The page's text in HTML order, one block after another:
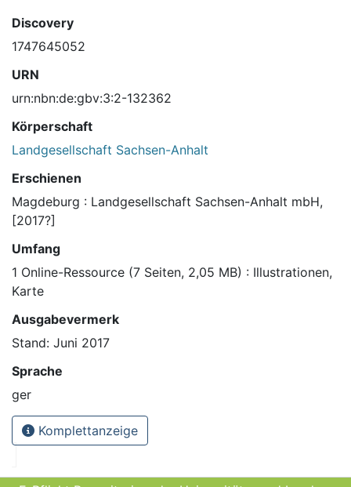
Discovery
1747645052
URN
urn:nbn:de:gbv:3:2-132362
Körperschaft
Landgesellschaft Sachsen-Anhalt
Erschienen
Magdeburg : Landgesellschaft Sachsen-Anhalt mbH,
[2017?]
Umfang
1 Online-Ressource (7 Seiten, 2,05 MB) : Illustrationen,
Karte
Ausgabevermerk
Stand: Juni 2017
Sprache
ger
Komplettanzeige